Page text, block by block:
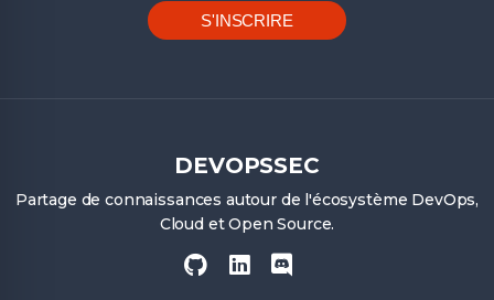
S'INSCRIRE
DEVOPSSEC
Partage de connaissances autour de l'écosystème DevOps,
Cloud et Open Source.